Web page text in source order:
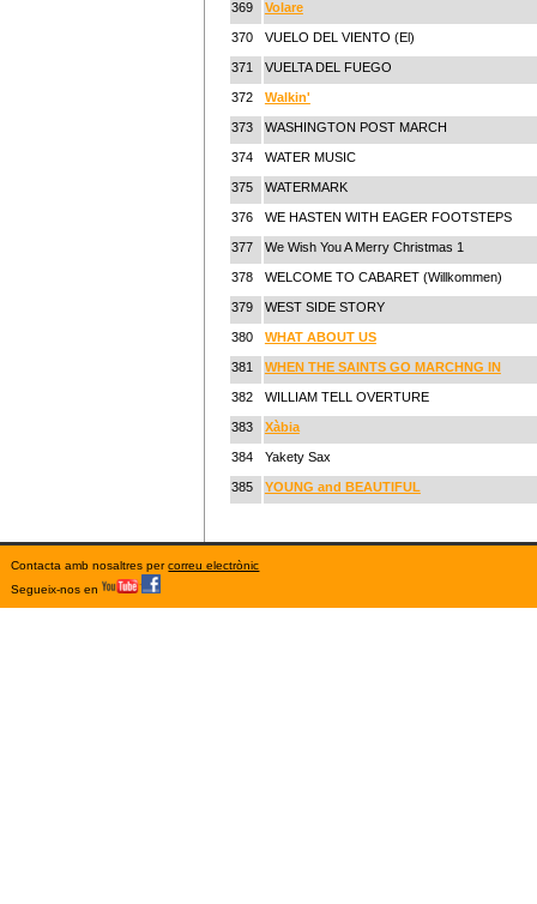
369 Volare
370 VUELO DEL VIENTO (El)
371 VUELTA DEL FUEGO
372 Walkin'
373 WASHINGTON POST MARCH
374 WATER MUSIC
375 WATERMARK
376 WE HASTEN WITH EAGER FOOTSTEPS
377 We Wish You A Merry Christmas 1
378 WELCOME TO CABARET (Willkommen)
379 WEST SIDE STORY
380 WHAT ABOUT US
381 WHEN THE SAINTS GO MARCHNG IN
382 WILLIAM TELL OVERTURE
383 Xàbia
384 Yakety Sax
385 YOUNG and BEAUTIFUL
Contacta amb nosaltres percorreu electrònic
Segueix-nos en